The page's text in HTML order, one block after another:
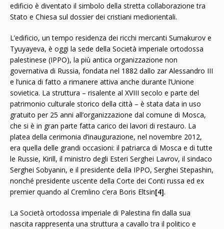
edificio è diventato il simbolo della stretta collaborazione tra
Stato e Chiesa sul dossier dei cristiani mediorientali.
L’edificio, un tempo residenza dei ricchi mercanti Sumakurov e
Tyuyayeva, è oggi la sede della Società imperiale ortodossa
palestinese (IPPO), la più antica organizzazione non
governativa di Russia, fondata nel 1882 dallo zar Alessandro III
e l’unica di fatto a rimanere attiva anche durante l’Unione
sovietica. La struttura – risalente al XVIII secolo e parte del
patrimonio culturale storico della città – è stata data in uso
gratuito per 25 anni all’organizzazione dal comune di Mosca,
che si è in gran parte fatta carico dei lavori di restauro. La
platea della cerimonia d’inaugurazione, nel novembre 2012,
era quella delle grandi occasioni: il patriarca di Mosca e di tutte
le Russie, Kirill, il ministro degli Esteri Serghei Lavrov, il sindaco
Serghei Sobyanin, e il presidente della IPPO, Serghei Stepashin,
nonché presidente uscente della Corte dei Conti russa ed ex
premier quando al Cremlino c’era Boris Eltsin[4].
La Società ortodossa imperiale di Palestina fin dalla sua
nascita rappresenta una struttura a cavallo tra il politico e